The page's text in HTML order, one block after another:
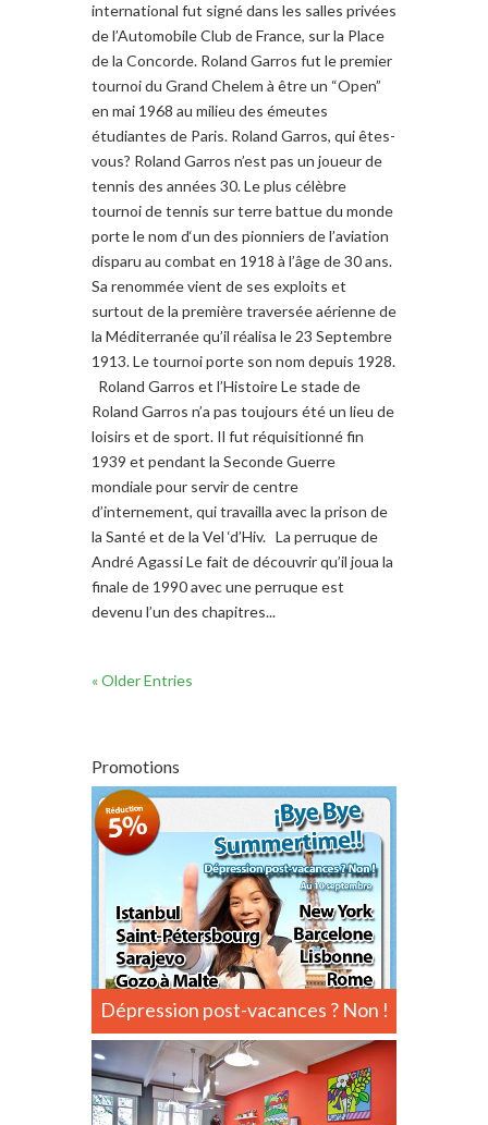
international fut signé dans les salles privées
de l’Automobile Club de France, sur la Place
de la Concorde. Roland Garros fut le premier
tournoi du Grand Chelem à être un “Open”
en mai 1968 au milieu des émeutes
étudiantes de Paris. Roland Garros, qui êtes-
vous? Roland Garros n’est pas un joueur de
tennis des années 30. Le plus célèbre
tournoi de tennis sur terre battue du monde
porte le nom d‘un des pionniers de l’aviation
disparu au combat en 1918 à l’âge de 30 ans.
Sa renommée vient de ses exploits et
surtout de la première traversée aérienne de
la Méditerranée qu’il réalisa le 23 Septembre
1913. Le tournoi porte son nom depuis 1928.
Roland Garros et l’Histoire Le stade de
Roland Garros n’a pas toujours été un lieu de
loisirs et de sport. Il fut réquisitionné fin
1939 et pendant la Seconde Guerre
mondiale pour servir de centre
d’internement, qui travailla avec la prison de
la Santé et de la Vel ‘d’Hiv. La perruque de
André Agassi Le fait de découvrir qu’il joua la
finale de 1990 avec une perruque est
devenu l’un des chapitres...
« Older Entries
Promotions
Dépression post-vacances ? Non !